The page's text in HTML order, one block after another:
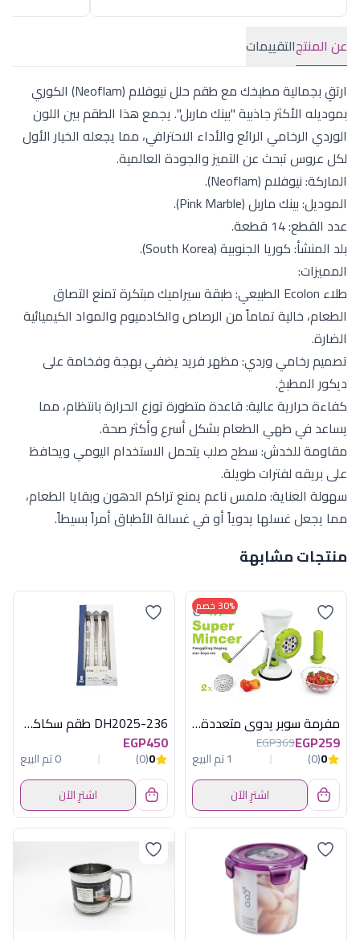
عن المنتجالتقييمات
ارتقِ بجمالية مطبخك مع طقم حلل نيوفلام (Neoflam) الكوري
بموديله الأكثر جاذبية "بينك ماربل". يجمع هذا الطقم بين اللون
الوردي الرخامي الرائع والأداء الاحترافي، مما يجعله الخيار الأول
لكل عروس تبحث عن التميز والجودة العالمية.
الماركة: نيوفلام (Neoflam).
الموديل: بينك ماربل (Pink Marble).
عدد القطع: 14 قطعة.
بلد المنشأ: كوريا الجنوبية (South Korea).
المميزات:
طلاء Ecolon الطبيعي: طبقة سيراميك مبتكرة تمنع التصاق
الطعام، خالية تماماً من الرصاص والكادميوم والمواد الكيميائية
الضارة.
تصميم رخامي وردي: مظهر فريد يضفي بهجة وفخامة على
ديكور المطبخ.
كفاءة حرارية عالية: قاعدة متطورة توزع الحرارة بانتظام، مما
يساعد في طهي الطعام بشكل أسرع وأكثر صحة.
مقاومة للخدش: سطح صلب يتحمل الاستخدام اليومي ويحافظ
على بريقه لفترات طويلة.
سهولة العناية: ملمس ناعم يمنع تراكم الدهون وبقايا الطعام،
مما يجعل غسلها يدوياً أو في غسالة الأطباق أمراً بسيطاً.
منتجات مشابهة
30% خصم
مفرمة سوبر يدوى متعددةالاستخدام هابى هوم
EGP259
EGP369
0
(0)
1 تم البيع
اشترِ الآن
DH2025-236 طقم سكاكين 6 ق ديفا
EGP450
0
(0)
0 تم البيع
اشترِ الآن